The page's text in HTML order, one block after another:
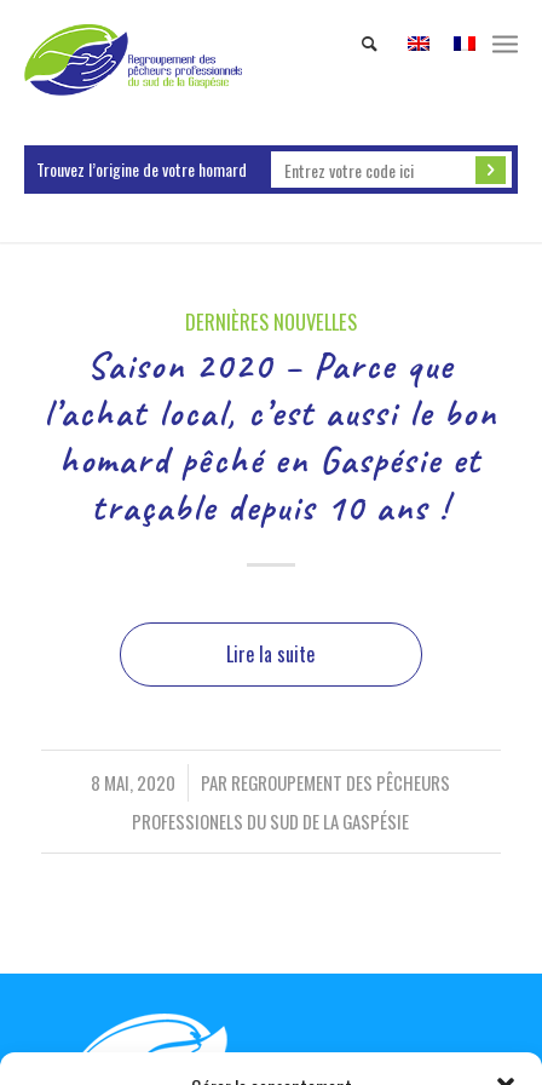
Trouvez l’origine de votre homard
DERNIÈRES NOUVELLES
Saison 2020 – Parce que
l’achat local, c’est aussi le bon
homard pêché en Gaspésie et
traçable depuis 10 ans !
Lire la suite
8 MAI, 2020
/ PAR REGROUPEMENT DES PÊCHEURS
PROFESSIONELS DU SUD DE LA GASPÉSIE